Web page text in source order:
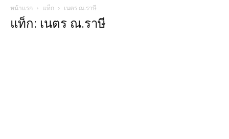
หน้าแรก แท็ก เนตร ณ.ราษี
แท็ก: เนตร ณ.ราษี